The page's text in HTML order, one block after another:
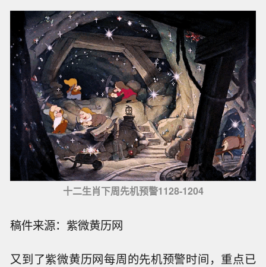
十二生肖下周先机预警1128-1204
稿件来源：紫微黄历网
又到了紫微黄历网每周的先机预警时间，重点已